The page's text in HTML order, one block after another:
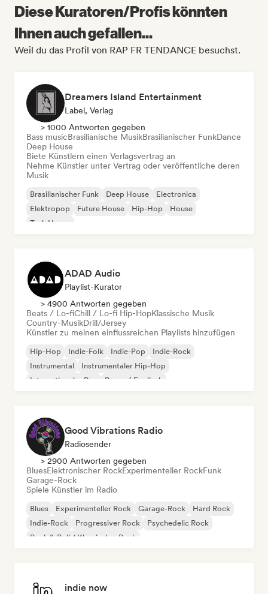
Diese Kuratoren/Profis könnten
Ihnen auch gefallen...
Weil du das Profil von RAP FR TENDANCE besuchst.
Dreamers Island Entertainment
Label, Verlag
> 1000 Antworten gegeben
Bass musicBrasilianische MusikBrasilianischer FunkDance
Deep House
Biete Künstlern einen Verlagsvertrag an
Nehme Künstler unter Vertrag oder veröffentliche deren
Musik
Brasilianischer Funk Deep House
Electronica
Elektropop
Future House Hip-Hop
House
Tech House
ADAD Audio
Playlist-Kurator
> 4900 Antworten gegeben
Beats / Lo-fiChill / Lo-fi Hip-HopKlassische Musik
Country-MusikDrill/Jersey
Künstler zu meinen einflussreichen Playlists hinzufügen
Hip-Hop Indie-Folk Indie-Pop
Indie-Rock
Instrumental
Instrumentaler Hip-Hop
Internationaler Rap
Rap auf Englisch
Good Vibrations Radio
Radiosender
> 2900 Antworten gegeben
BluesElektronischer RockExperimenteller RockFunk
Garage-Rock
Spiele Künstler im Radio
Blues Experimenteller Rock Garage-Rock
Hard Rock
Indie-Rock
Progressiver Rock
Psychedelic Rock
Rock & Roll / Klassischer Rock
indie now